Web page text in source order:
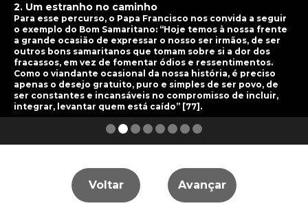
2. Um estranho no caminho
Para esse percurso, o Papa Francisco nos convida a seguir
o exemplo do Bom Samaritano: “Hoje temos à nossa frente
a grande ocasião de expressar o nosso ser irmãos, de ser
outros bons samaritanos que tomam sobre si a dor dos
fracassos, em vez de fomentar ódios e ressentimentos.
Como o viandante ocasional da nossa história, é preciso
apenas o desejo gratuito, puro e simples de ser povo, de
ser constantes e incansáveis no compromisso de incluir,
integrar, levantar quem está caído” [77].
Voltar Avançar